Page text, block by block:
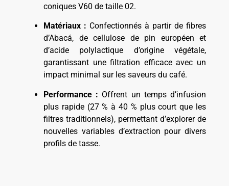
coniques V60 de taille 02.
Matériaux : Confectionnés à partir de fibres
d’Abacá, de cellulose de pin européen et
d’acide polylactique d’origine végétale,
garantissant une filtration efficace avec un
impact minimal sur les saveurs du café.
Performance : Offrent un temps d’infusion
plus rapide (27 % à 40 % plus court que les
filtres traditionnels), permettant d’explorer de
nouvelles variables d’extraction pour divers
profils de tasse.